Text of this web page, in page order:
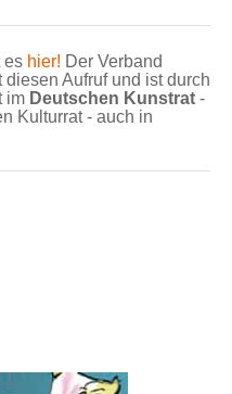
es hier! Der Verband
Aufruf und ist durch
im Deutschen Kunstrat -
Kulturrat - auch in